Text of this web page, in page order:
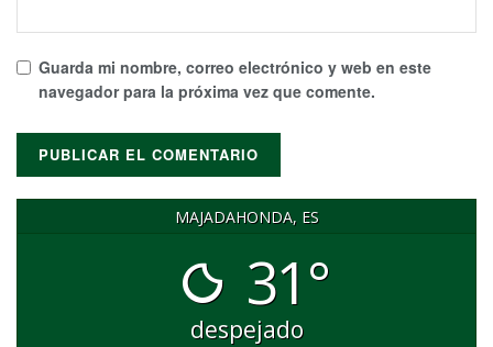
Guarda mi nombre, correo electrónico y web en este
navegador para la próxima vez que comente.
MAJADAHONDA, ES
31°
despejado